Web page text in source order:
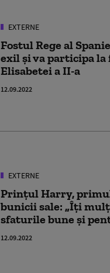
EXTERNE
Fostul Rege al
exil și va participa
Elisabetei a II-a
12.09.2022
EXTERNE
Prințul Harry,
bunicii sale: „Îți
sfaturile bune și
12.09.2022